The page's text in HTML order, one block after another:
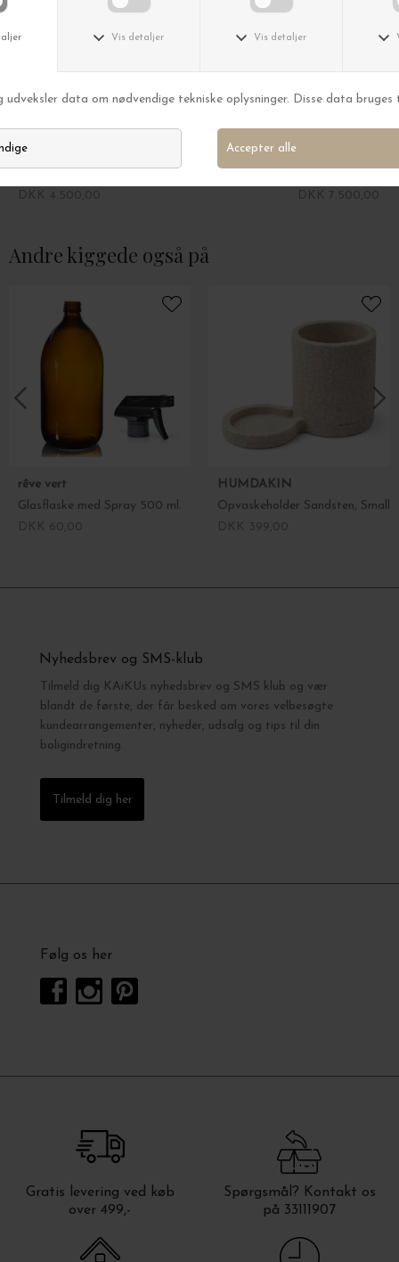
Form & Refine
Andre kiggede også på
rêve vert
Glasflaske med Spray 500 ml.
HUMDAKIN
Opvaskeholder Sandsten, Small
Nyhedsbrev og SMS-klub
Tilmeld dig KAiKUs nyhedsbrev og SMS klub og vær
blandt de første, der får besked om vores velbesøgte
kundearrangementer, nyheder, udsalg og tips til din
boligindretning.
Tilmeld dig her
Følg os her
Gratis levering ved køb
over 499,-
Spørgsmål? Kontakt os
på 33111907